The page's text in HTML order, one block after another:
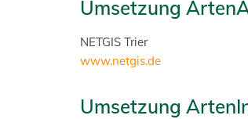
Umsetzung
NETGIS Trier
www.netgis.de
Umsetzung